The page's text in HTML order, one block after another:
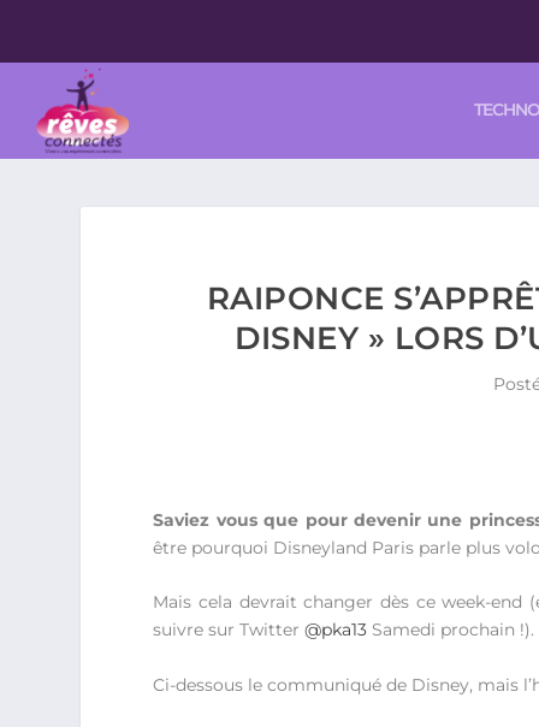
TECHNO
RAIPONCE
DISNEY » LORS
Saviez vous que pour devenir une
être pourquoi Disneyland Paris parle plus
Mais cela devrait changer dès ce week-
suivre sur Twitter@pka13 Samedi prochain !).
Ci-dessous le communiqué de Disney, mais